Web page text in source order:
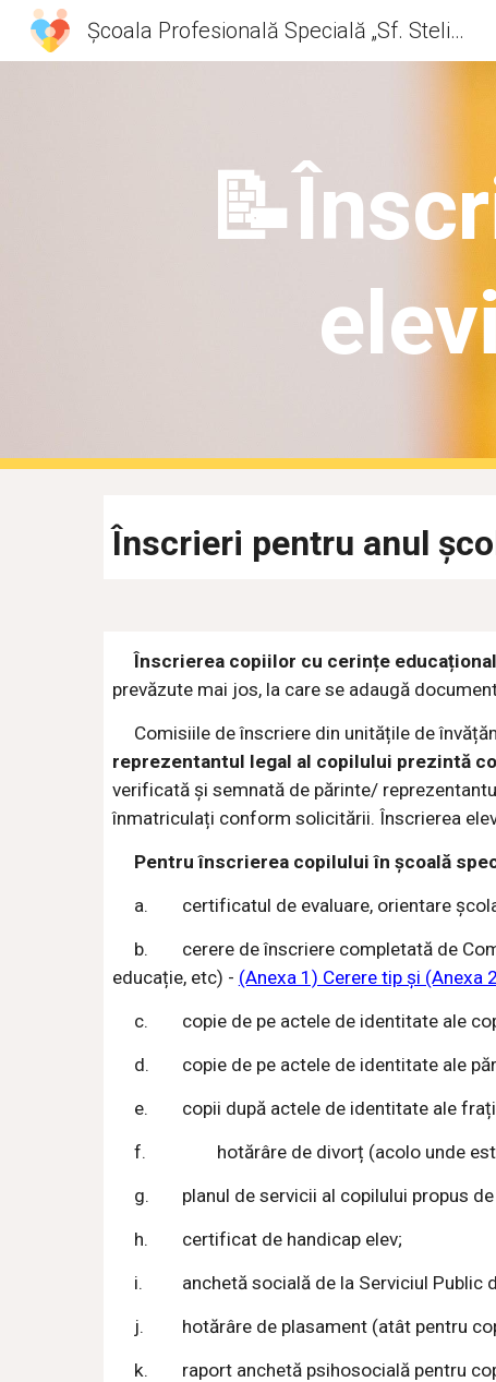
Școala Profesională Specială „Sf. Stelian” Botoșani
elevi
Înscrieri pentru anul
Înscrierea copiilor cu cerințe
prevăzute mai jos, la care se adaugă
Comisiile de înscriere din unitățile de
reprezentantul legal al copilului prezintă
verificată și semnată de părinte/
înmatriculați conform solicitării. Înscrierea
Pentru înscrierea copilului în școală
a.
certificatul de evaluare, orientare
b.
cerere de înscriere completată de
educație, etc) - (Anexa 1) Cerere tip și (Anexa
c.
copie de pe actele de identitate ale
d.
copie de pe actele de identitate ale
e.
copii după actele de identitate ale
f.
hotărâre de divorț (acolo unde
g.
planul de servicii al copilului propus
h.
certificat de handicap elev;
i.
anchetă socială de la Serviciul
j.
hotărâre de plasament (atât pentru
k.
raport anchetă psihosocială pentru